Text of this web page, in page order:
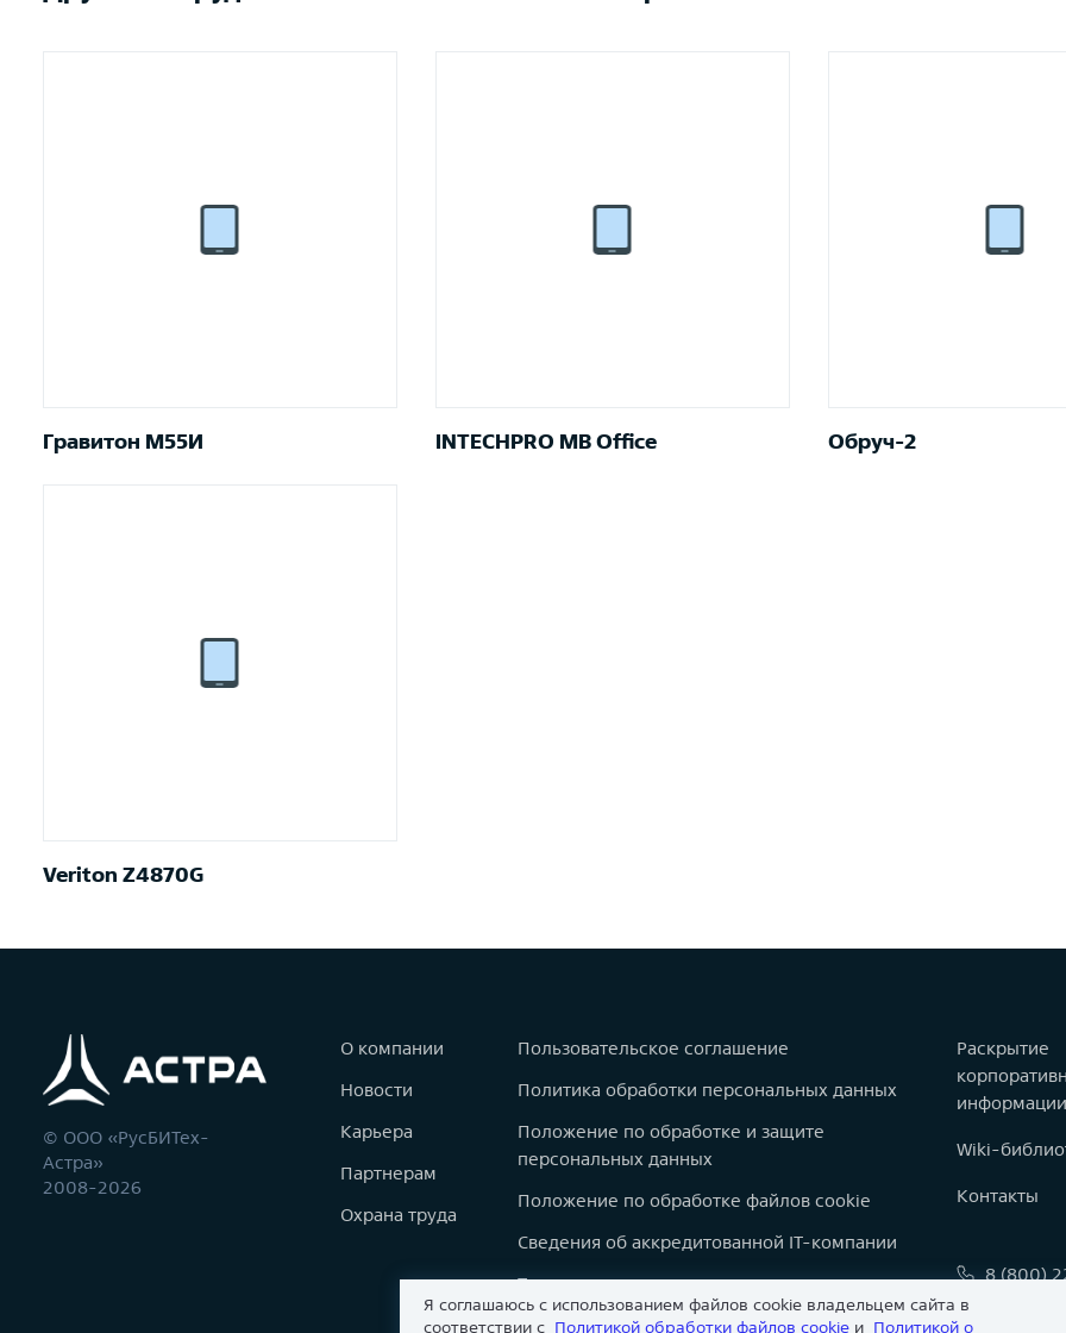
Гравитон М55И INTECHPRO MB Office Обруч-2
Veriton Z4870G
© ООО «РусБИТех-
Астра»
2008-2026
О компании
Новости
Карьера
Партнерам
Охрана труда
Пользовательское соглашение
Политика обработки персональных данных
Положение по обработке и защите
персональных данных
Положение по обработке файлов cookie
Сведения об аккредитованной IT-компании
Товарные знаки
Карта сайта
Раскрытие
информации
Wiki-
Контакты
8 (800)
Я соглашаюсь с использованием файлов cookie владельцем сайта в
соответствии с Политикой обработки файлов сookie и Политикой о